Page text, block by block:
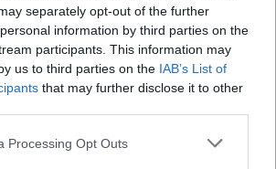
separately opt-out of the further
information by third parties on the
participants. This information may
us to third parties on the IAB’s List of
that may further disclose it to other
website/app uses one or more Google
Processing Opt Outs